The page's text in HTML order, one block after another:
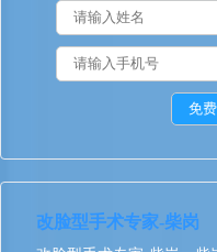
改脸型手术专家-柴岗